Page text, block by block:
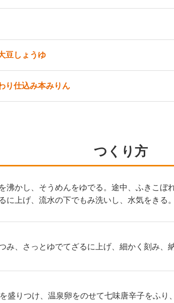
豆しょうゆ
り仕込み本みりん
つくり方
沸かし、そうめんをゆでる。途中、ふきこぼ
に上げ、流水の下でもみ洗いし、水気をきる。
み、さっとゆでてざるに上げ、細かく刻み、
盛りつけ、温泉卵をのせて七味唐辛子をふり